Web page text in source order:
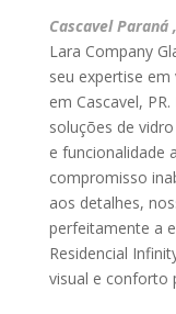
Cascavel Paraná
Lara Company
seu expertise
em Cascavel,
soluções de
e funcionalidade
compromisso
aos detalhes,
perfeitamente a
Residencial
visual e conforto